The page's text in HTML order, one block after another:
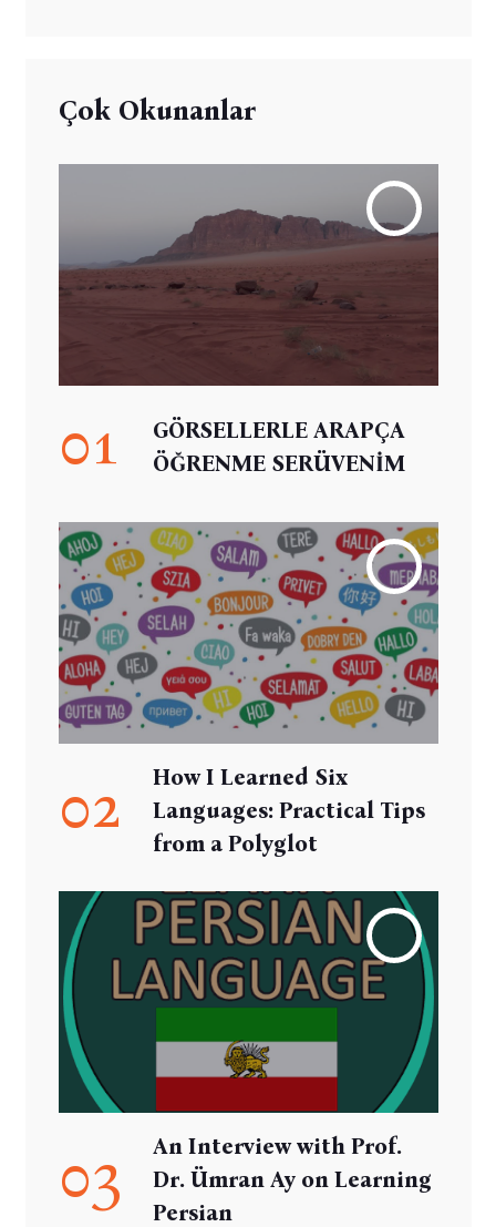
Çok Okunanlar
01
GÖRSELLERLE ARAPÇA
ÖĞRENME SERÜVENİM
02
How I Learned Six
Languages: Practical Tips
from a Polyglot
03
An Interview with Prof.
Dr. Ümran Ay on Learning
Persian